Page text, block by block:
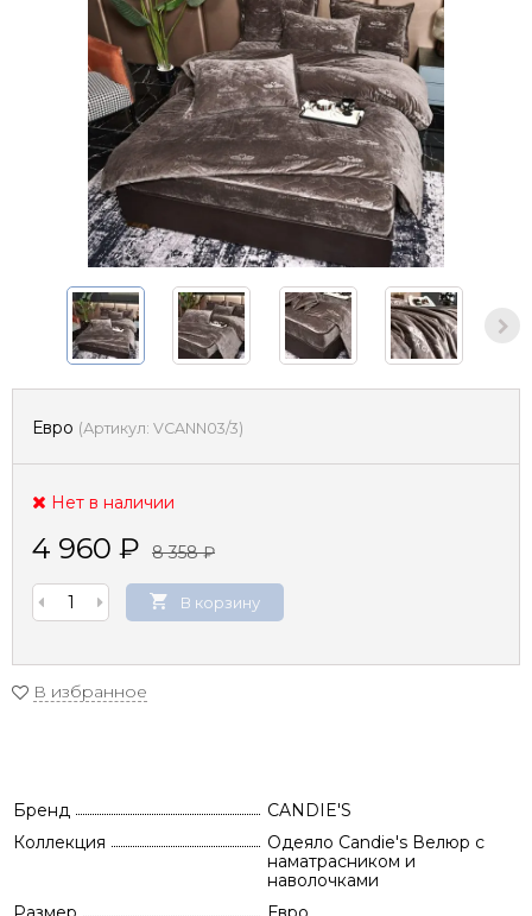
Евро (Артикул: VCANN03/3)
Нет в наличии
4 960 ₽ 8 358₽
В корзину
В избранное
Бренд
CANDIE'S
Коллекция
Одеяло Candie's Велюр c
наматрасником и
наволочками